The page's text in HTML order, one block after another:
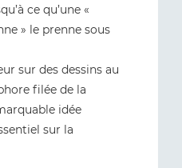
ce qu’une «
» le prenne sous
sur des dessins au
filée de la
idée
sur la